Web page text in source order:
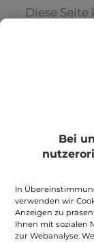
Diese
existiert
Bei
In
verwenden wir
Anzeigen zu
Ihnen mit sozialen
zur Webanalyse.